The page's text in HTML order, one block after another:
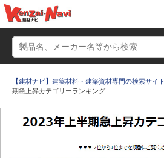
シ
【建材ナビ】建築材料・建築資材専門の検索サイト
期急上昇カテゴリーランキング